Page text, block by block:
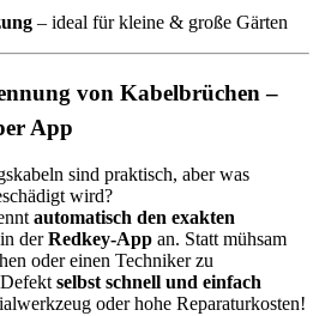
– ideal für kleine & große Gärten
von Kabelbrüchen –
App
sind praktisch, aber was
wird?
automatisch den exakten
derRedkey-App an. Statt mühsam
oder einen Techniker zu
selbst schnell und einfach
oder hohe Reparaturkosten!